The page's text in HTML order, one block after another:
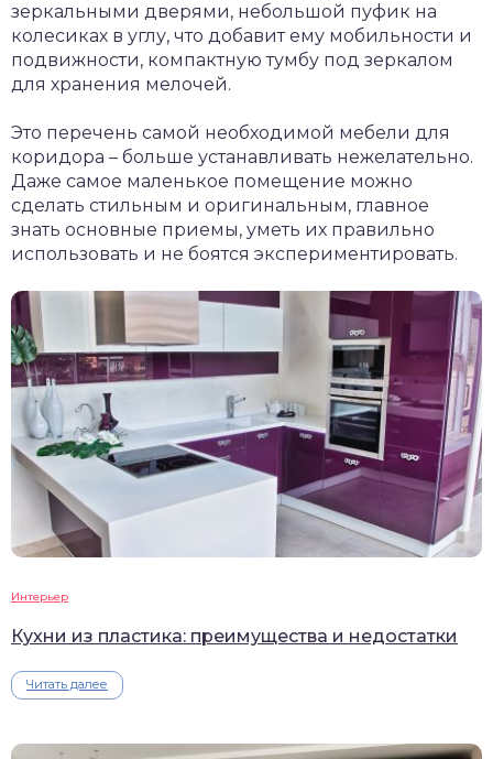
зеркальными дверями, небольшой пуфик на
колесиках в углу, что добавит ему мобильности и
подвижности, компактную тумбу под зеркалом
для хранения мелочей.
Это перечень самой необходимой мебели для
коридора – больше устанавливать нежелательно.
Даже самое маленькое помещение можно
сделать стильным и оригинальным, главное
знать основные приемы, уметь их правильно
использовать и не боятся экспериментировать.
Интерьер
Кухни из пластика: преимущества и недостатки
Читать далее